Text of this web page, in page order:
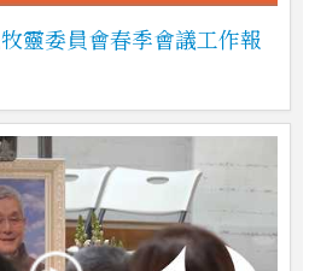
靈委員會春季會議工作報